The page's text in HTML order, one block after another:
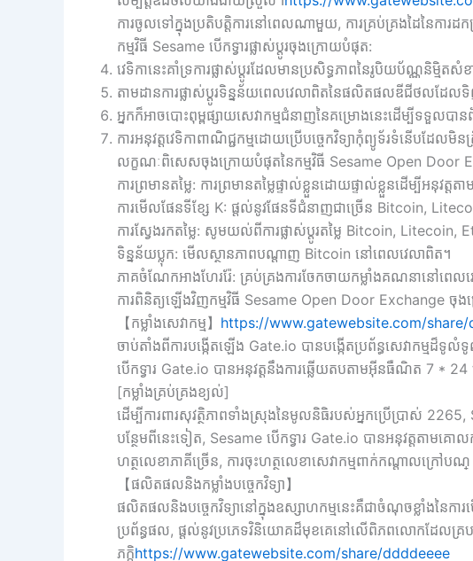
ការចូលទៅក្នុងប្រតិបត្តិការនៅពេលណាមួយ, ការគ្រប់គ្រងដៃនៃការ
កម្មវិធី Sesame បើកទ្វារផ្លាស់ប្តូរចុងក្រោយបំផុត:
វេទិកានេះគាំទ្រការផ្លាស់ប្តូរដែលមានប្រសិទ្ធភាពនៃរូបិយប័ណ្ណនិម្មិត
តាមដានការផ្លាស់ប្តូរទិន្នន័យពេលវេលាពិតនៃផលិតផលឌីជីថលដែ
អ្នកក៏អាចបោះពុម្ពផ្សាយសេវាកម្មជំនាញនៃគម្រោងនេះដើម្បីទទួលប
ការអនុវត្តវេទិកាពាណិជ្ជកម្មដោយប្រើបច្ចេកវិទ្យាកុំព្យូទ័រទំនើបដែលមិ
លក្ខណៈពិសេសចុងក្រោយបំផុតនៃកម្មវិធី Sesame Open Door
ការព្រមានតម្លៃ: ការព្រមានតម្លៃផ្ទាល់ខ្លួនដោយផ្ទាល់ខ្លួនដើម្បីអនុវត្តតា
ការមើលផែនទីខ្សែ K: ផ្តល់នូវផែនទីជំនាញជាច្រើន Bitcoin,
ការស្វែងរកតម្លៃ: សូមយល់ពីការផ្លាស់ប្តូរតម្លៃ Bitcoin,
ទិន្នន័យប្លុក: មើលស្ថានភាពបណ្តាញ Bitcoin នៅពេលវេលាពិត។
ភាគចំណែកអាងហែររ៉ែ: គ្រប់គ្រងការចែកចាយកម្លាំងគណនានៅពេល
ការពិនិត្យឡើងវិញកម្មវិធី Sesame Open Door Exchange ចុ
【កម្លាំងសេវាកម្ម】 https://www.gatewebsite.com/share/
ចាប់តាំងពីការបង្កើតឡើង Gate.io បានបង្កើតប្រព័ន្ធសេវាកម្
បើកទ្វារ Gate.io បានអនុវត្តនឹងការឆ្លើយតបតាមអ៊ីនធឺណិត 7 *
[កម្លាំងគ្រប់គ្រងខ្យល់]
ដើម្បីការពារសុវត្ថិភាពទាំងស្រុងនៃមូលនិធិរបស់អ្នកប្រើប្រាស់
បន្ថែមពីនេះទៀត, Sesame បើកទ្វារ Gate.io បានអនុវត្តតាមគោល
ហត្ថលេខាភាគីច្រើន, ការចុះហត្ថលេខាសេវាកម្មពាក់កណ្តាលក្រៅបណ្
【ផលិតផលនិងកម្លាំងបច្ចេកវិទ្យា】
ផលិតផលនិងបច្ចេកវិទ្យានៅក្នុងឧស្សាហកម្មនេះគឺជាចំណុចខ្លាំងនៃ
ប្រព័ន្ធផល, ផ្តល់នូវប្រភេទវិនិយោគដ៏មុខគេនៅលើពិភពលោកដែលគ្របដណ្
ភក្តិhttps://www.gatewebsite.com/share/ddddeeee